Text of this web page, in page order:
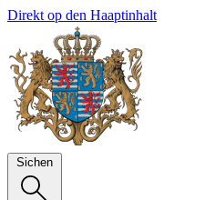
Direkt op den Haaptinhalt
Sichen